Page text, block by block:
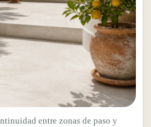
entre zonas de paso y